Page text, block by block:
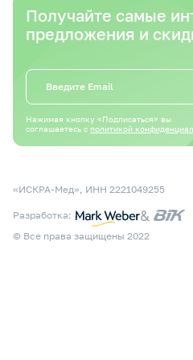
Получайте самые
предложения и
Нажимая кнопку «Подписаться» вы
соглашаетесь с политикой
«ИСКРА-Мед», ИНН 2221049255
Разработка: &
© Все права защищены 2022